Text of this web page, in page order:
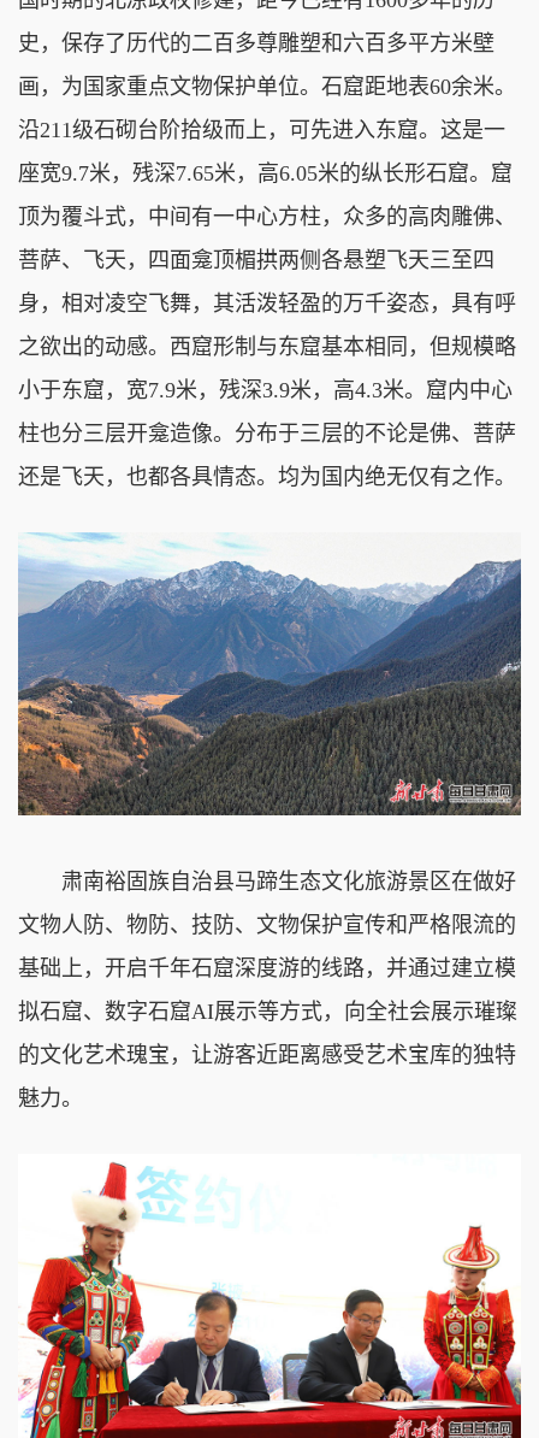
史，保存了历代的二百多尊雕塑和六百多平方米壁
画，为国家重点文物保护单位。石窟距地表60余米。
沿211级石砌台阶拾级而上，可先进入东窟。这是一
座宽9.7米，残深7.65米，高6.05米的纵长形石窟。窟
顶为覆斗式，中间有一中心方柱，众多的高肉雕佛、
菩萨、飞天，四面龛顶楣拱两侧各悬塑飞天三至四
身，相对凌空飞舞，其活泼轻盈的万千姿态，具有呼
之欲出的动感。西窟形制与东窟基本相同，但规模略
小于东窟，宽7.9米，残深3.9米，高4.3米。窟内中心
柱也分三层开龛造像。分布于三层的不论是佛、菩萨
还是飞天，也都各具情态。均为国内绝无仅有之作。
肃南裕固族自治县马蹄生态文化旅游景区在做好
文物人防、物防、技防、文物保护宣传和严格限流的
基础上，开启千年石窟深度游的线路，并通过建立模
拟石窟、数字石窟AI展示等方式，向全社会展示璀璨
的文化艺术瑰宝，让游客近距离感受艺术宝库的独特
魅力。